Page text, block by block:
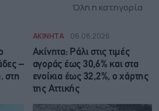
Όλη η κατηγορία
–
στη
ΑΚΙΝΗΤΑ 06.08.2026
Ακίνητα: Ράλι στις τιμές
αγοράς έως 30,6% και στα
ενοίκια έως 32,2%, ο χάρτης
της Αττικής